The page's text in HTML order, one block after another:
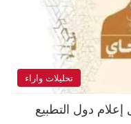
تحليلات واراء
دول التطبيع